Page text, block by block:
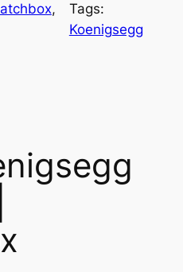
Tags:
Koenigsegg